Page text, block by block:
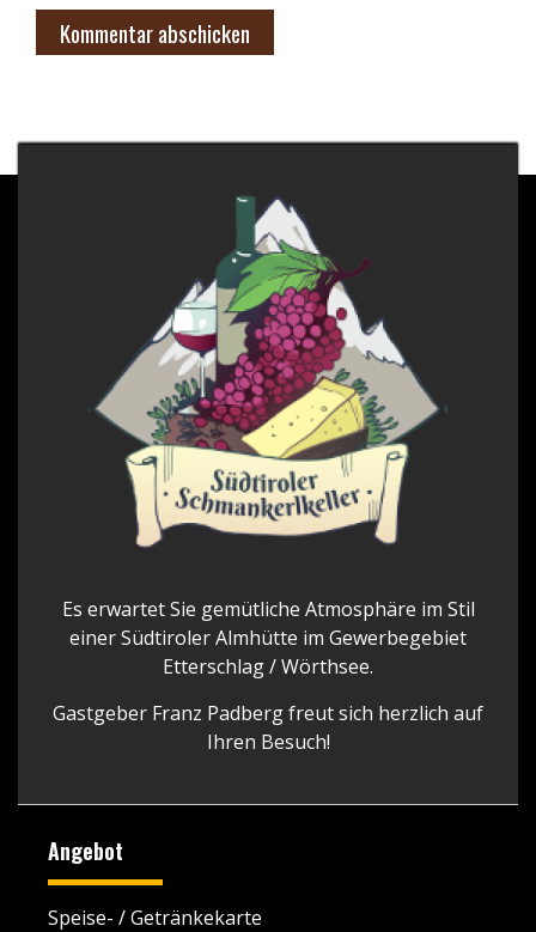
Es erwartet Sie gemütliche Atmosphäre im Stil
einer Südtiroler Almhütte im Gewerbegebiet
Etterschlag / Wörthsee.
Gastgeber Franz Padberg freut sich herzlich auf
Ihren Besuch!
Angebot
Speise- / Getränkekarte